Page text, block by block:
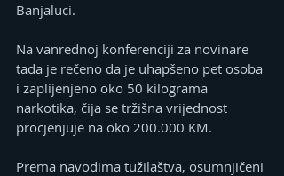
Banjaluci.
Na vanrednoj konferenciji za novinare
tada je rečeno da je uhapšeno pet osoba
i zaplijenjeno oko 50 kilograma
narkotika, čija se tržišna vrijednost
procjenjuje na oko 200.000 KM.
Prema navodima tužilaštva, osumnjičeni